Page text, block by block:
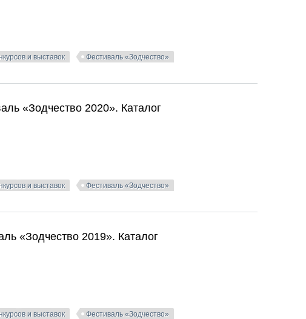
и выставок Фестиваль «Зодчество»
«Зодчество 2020». Каталог
и выставок Фестиваль «Зодчество»
«Зодчество 2019». Каталог
и выставок Фестиваль «Зодчество»